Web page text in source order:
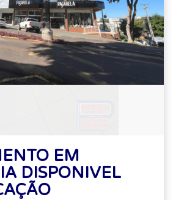
EM
DISPONIVEL